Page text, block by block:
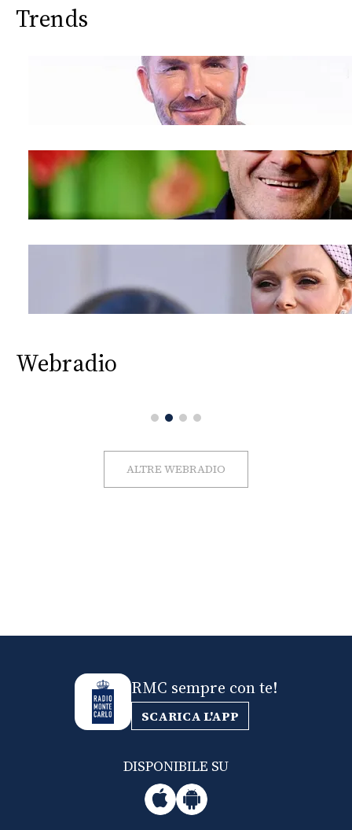
Trends
Webradio
ALTRE WEBRADIO
RMC sempre con te!
SCARICA L'APP
DISPONIBILE SU